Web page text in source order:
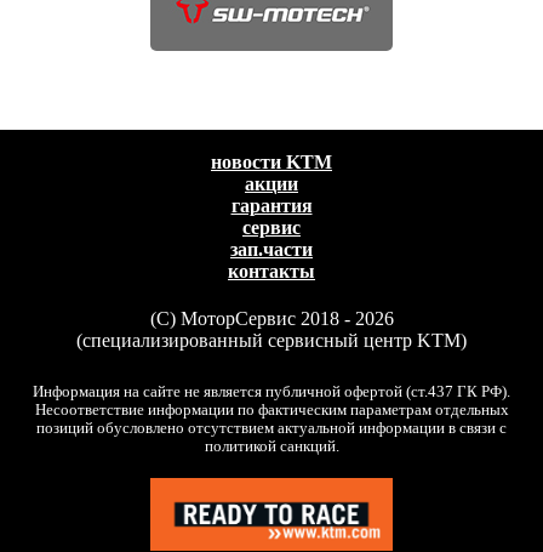
новости KTM
акции
гарантия
сервис
зап.части
контакты
(C) МоторСервис 2018 - 2026
(специализированный сервисный центр KTM)
Информация на сайте не является публичной офертой (ст.437 ГК РФ).
Несоответствие информации по фактическим параметрам отдельных
позиций обусловлено отсутствием актуальной информации в связи с
политикой санкций.